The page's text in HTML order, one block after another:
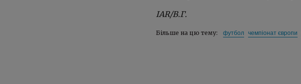
IAR/В.Г.
Більше на цю тему: футбол чемпіонат європи